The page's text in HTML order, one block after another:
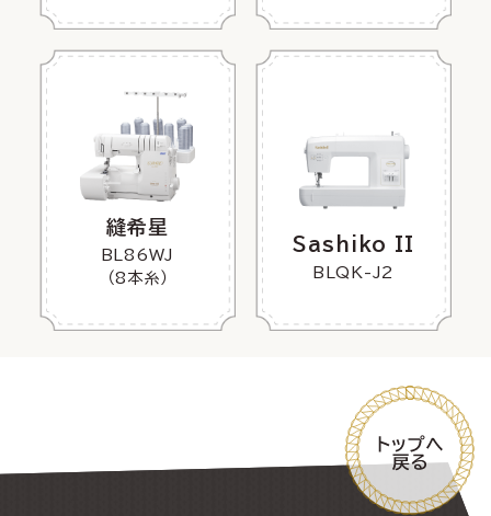
縫希星
BL86WJ
（8本糸）
Sashiko II
BLQK-J2